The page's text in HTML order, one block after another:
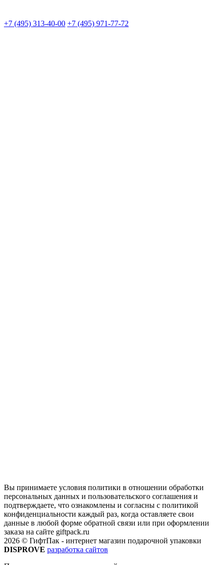
+7 (495) 313-40-00 +7 (495) 971-77-72
Вы принимаете условия политики в отношении обработки
персональных данных и пользовательского соглашения и
подтверждаете, что ознакомлены и согласны с политикой
конфиденциальности каждый раз, когда оставляете свои
данные в любой форме обратной связи или при оформлении
заказа на сайте giftpack.ru
2026 © ГифтПак - интернет магазин подарочной упаковки
DISPROVE разработка сайтов